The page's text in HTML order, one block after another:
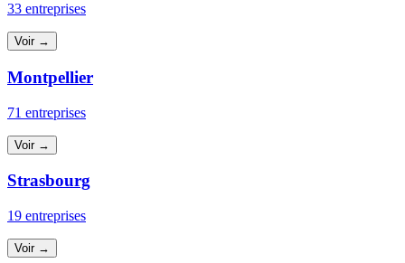
33 entreprises
Voir →
Montpellier
71 entreprises
Voir →
Strasbourg
19 entreprises
Voir →